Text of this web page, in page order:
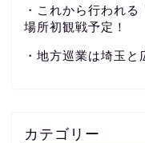
・これから行われ
場所初観戦予定！
・地方巡業は埼玉と
カテゴリー